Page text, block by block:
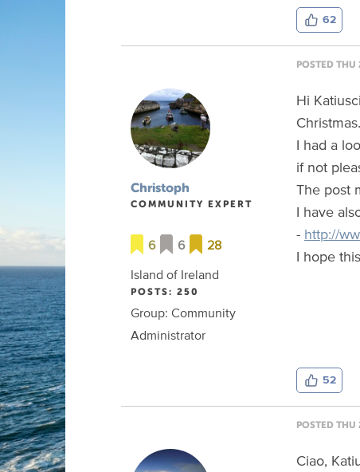
62
POSTED
Christoph
COMMUNITY EXPERT
6 6
28
Island of Ireland
POSTS: 250
Group: Community
Administrator
Hi
Christmas.
I had a
if not
The post
I have
- http://
I hope
52
POSTED
Ciao,